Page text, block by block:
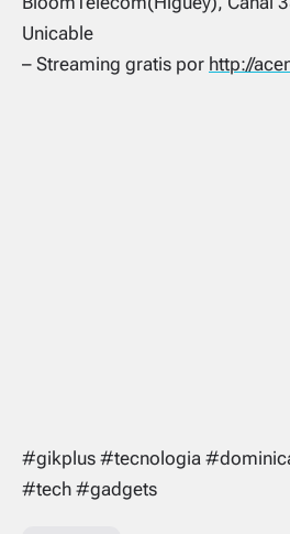
Unicable
– Streaming gratis por http://
#gikplus #tecnologia
#tech #gadgets